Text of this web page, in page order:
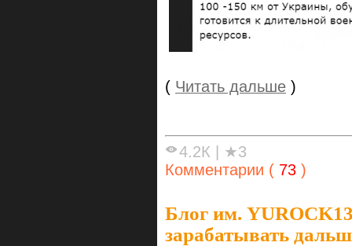
( Читать дальше )
4.2К
★3
Комментарии ( 73 )
Блог им.
зарабатывать